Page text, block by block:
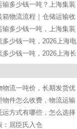
价格指南【最新更新】
输多少钱一吨？上海集装
含价格表）
箱物流流程｜仓储运输收
港口物流【行业百科】
输多少钱一吨，上海集装
含价格表）
多少钱一吨，2026上海电
最新价格】
多少钱一吨，2026上海长
含最新价格】
物流一吨价，长期发货优
行业百科】
物件怎么收费，物流运输
模式[费用解析]
运方式有哪些，怎么选择
式[全网聚焦]
：屈臣氏入仓